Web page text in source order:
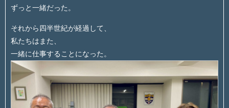
ずっと一緒だった。
それから四半世紀が経過して、
私たちはまた、
一緒に仕事することになった。